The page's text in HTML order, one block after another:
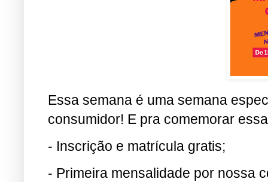
Essa semana é uma semana
consumidor! E pra comemorar
- Inscrição e matrícula gratis;
- Primeira mensalidade por nossa